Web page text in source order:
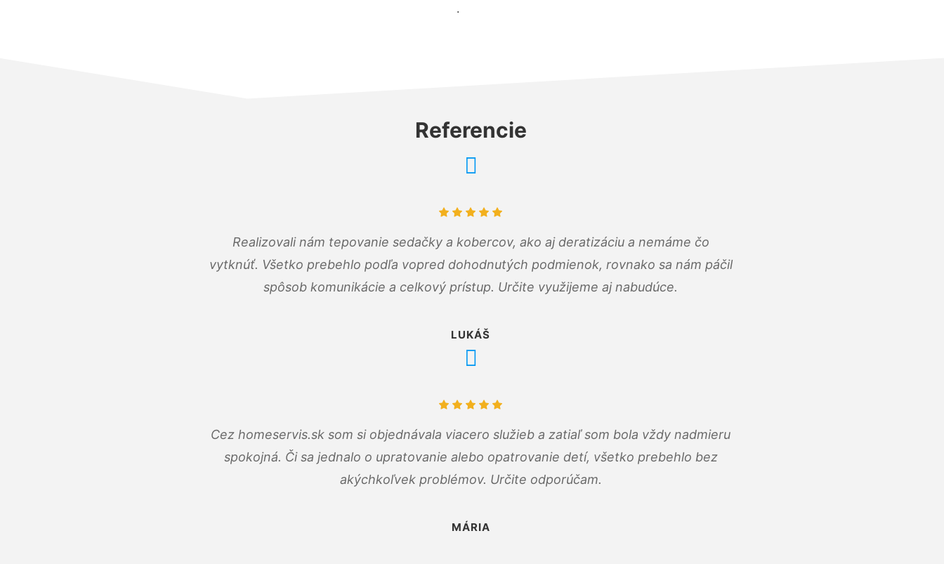
.
Referencie
Realizovali nám tepovanie sedačky a kobercov, ako aj deratizáciu a nemáme čo
vytknúť. Všetko prebehlo podľa vopred dohodnutých podmienok, rovnako sa nám páčil
spôsob komunikácie a celkový prístup. Určite využijeme aj nabudúce.
LUKÁŠ
Cez homeservis.sk som si objednávala viacero služieb a zatiaľ som bola vždy nadmieru
spokojná. Či sa jednalo o upratovanie alebo opatrovanie detí, všetko prebehlo bez
akýchkoľvek problémov. Určite odporúčam.
MÁRIA